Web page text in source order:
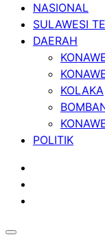
NASIONAL
SULAWESI
DAERAH
KOLAKA
POLITIK